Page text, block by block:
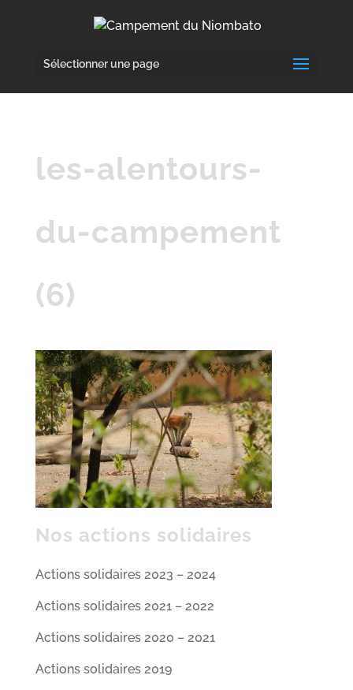
Sélectionner une page
les-alentours-
du-campement
(6)
Nos actions solidaires
Actions solidaires 2023 – 2024
Actions solidaires 2021 – 2022
Actions solidaires 2020 – 2021
Actions solidaires 2019